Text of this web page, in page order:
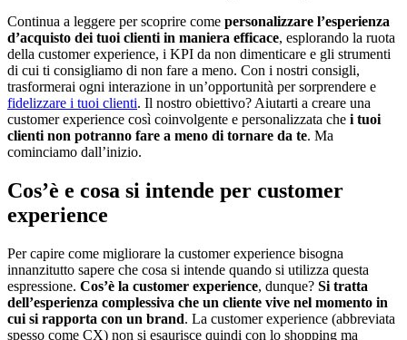
Continua a leggere per scoprire come personalizzare l’esperienza
d’acquisto dei tuoi clienti in maniera efficace, esplorando la ruota
della customer experience, i KPI da non dimenticare e gli strumenti
di cui ti consigliamo di non fare a meno. Con i nostri consigli,
trasformerai ogni interazione in un’opportunità per sorprendere e
fidelizzare i tuoi clienti. Il nostro obiettivo? Aiutarti a creare una
customer experience così coinvolgente e personalizzata che i tuoi
clienti non potranno fare a meno di tornare da te. Ma
cominciamo dall’inizio.
Cos’è e cosa si intende per customer
experience
Per capire come migliorare la customer experience bisogna
innanzitutto sapere che cosa si intende quando si utilizza questa
espressione. Cos’è la customer experience, dunque? Si tratta
dell’esperienza complessiva che un cliente vive nel momento in
cui si rapporta con un brand. La customer experience (abbreviata
spesso come CX) non si esaurisce quindi con lo shopping ma